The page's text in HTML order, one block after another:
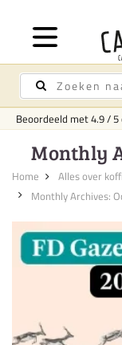
Beoordeeld met4.9/5
Monthly
Home
Alles over
Monthly Archives: